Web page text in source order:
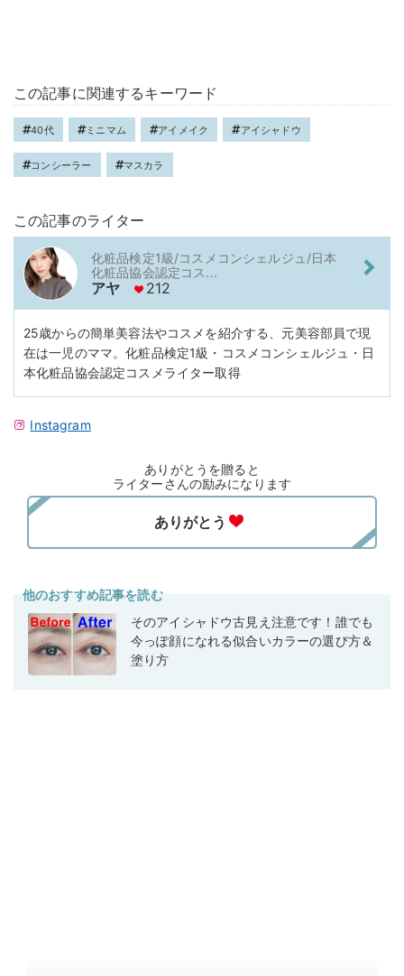
この記事に関連するキーワード
40代 ミニマム アイメイク アイシャドウ
コンシーラー マスカラ
この記事のライター
化粧品検定1級/コスメコンシェルジュ/日本
化粧品協会認定コス...
アヤ 212
25歳からの簡単美容法やコスメを紹介する、元美容部員で現
在は一児のママ。化粧品検定1級・コスメコンシェルジュ・日
本化粧品協会認定コスメライター取得
Instagram
ありがとうを贈ると
ライターさんの励みになります
他のおすすめ記事を読む
そのアイシャドウ古見え注意です！誰でも
今っぽ顔になれる似合いカラーの選び方＆
塗り方